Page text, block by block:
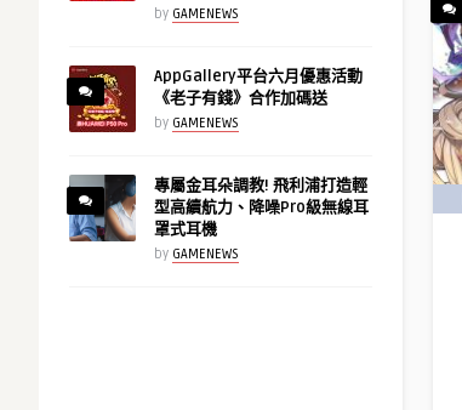
by GAMENEWS
AppGallery平台六月優惠活動
《老子有錢》合作加碼送
by GAMENEWS
專屬金耳朵調教! 飛利浦打造輕
型高續航力、降噪Pro級無線耳
罩式耳機
by GAMENEWS